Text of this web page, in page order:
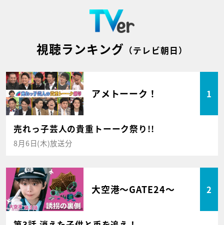
視聴ランキング （テレビ朝日）
アメトーーク！ 1
売れっ子芸人の貴重トーーク祭り!!
8月6日(木)放送分
大空港～GATE24～ 2